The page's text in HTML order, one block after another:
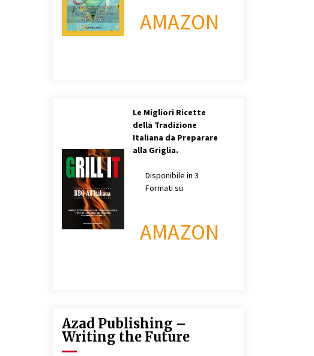
AMAZON
Le Migliori Ricette
della Tradizione
Italiana da Preparare
alla Griglia.
Disponibile in 3
Formati su
AMAZON
Azad Publishing –
Writing the Future